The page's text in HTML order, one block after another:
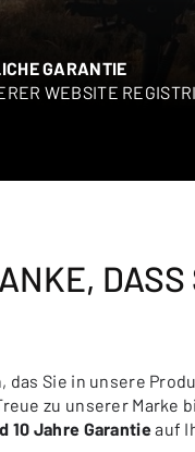
GARANTIE
WEBSITE
das Sie in unsere
zu unserer
10 Jahre Garantieauf